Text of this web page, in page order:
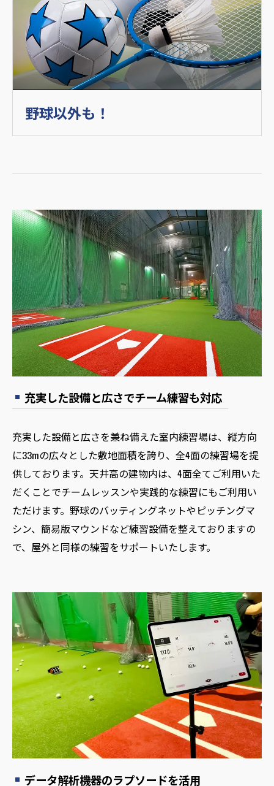
野球以外も！
充実した設備と広さでチーム練習も対応
充実した設備と広さを兼ね備えた室内練習場は、縦方向
に33mの広々とした敷地面積を誇り、全4面の練習場を提
供しております。天井高の建物内は、4面全てご利用いた
だくことでチームレッスンや実践的な練習にもご利用い
ただけます。野球のバッティングネットやピッチングマ
シン、簡易版マウンドなど練習設備を整えておりますの
で、屋外と同様の練習をサポートいたします。
データ解析機器のラプソードを活用